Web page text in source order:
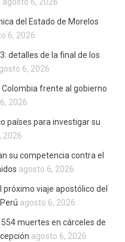
agosto 6, 2026
del Estado de Morelos
6, 2026
detalles de la final de los
6, 2026
frente al gobierno
2026
países para investigar su
2026
su competencia contra el
agosto 6, 2026
viaje apostólico del
agosto 6, 2026
554 muertes en cárceles de
agosto 6, 2026